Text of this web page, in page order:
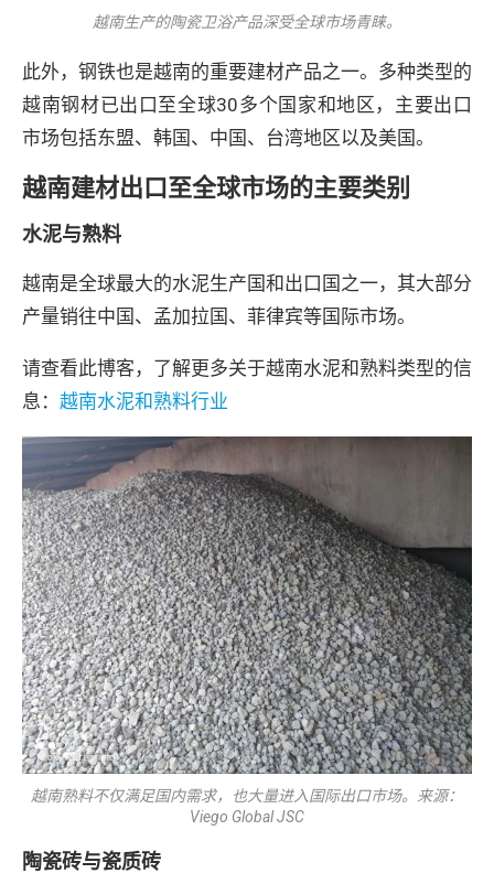
越南生产的陶瓷卫浴产品深受全球市场青睐。
此外，钢铁也是越南的重要建材产品之一。多种类型的
越南钢材已出口至全球30多个国家和地区，主要出口
市场包括东盟、韩国、中国、台湾地区以及美国。
越南建材出口至全球市场的主要类别
水泥与熟料
越南是全球最大的水泥生产国和出口国之一，其大部分
产量销往中国、孟加拉国、菲律宾等国际市场。
请查看此博客，了解更多关于越南水泥和熟料类型的信
息： 越南水泥和熟料行业
越南熟料不仅满足国内需求，也大量进入国际出口市场。来源：
Viego Global JSC
陶瓷砖与瓷质砖